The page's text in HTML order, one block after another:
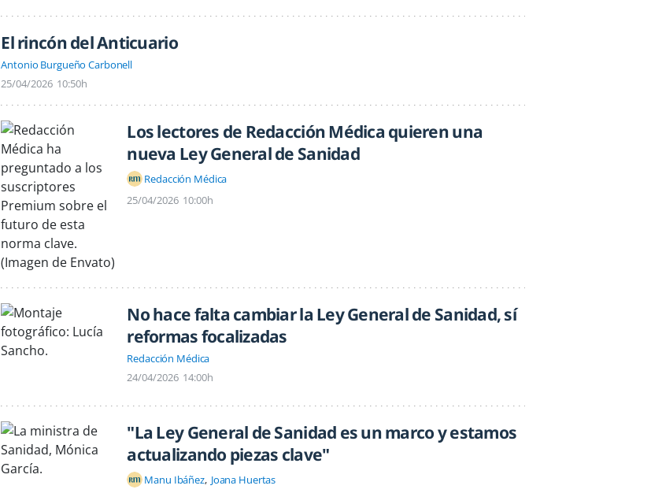
El rincón del Anticuario
Antonio Burgueño Carbonell
25/04/2026 10:50h
Los lectores de Redacción Médica quieren una
nueva Ley General de Sanidad
Redacción Médica
25/04/2026 10:00h
No hace falta cambiar la Ley General de Sanidad, sí
reformas focalizadas
Redacción Médica
24/04/2026 14:00h
"La Ley General de Sanidad es un marco y estamos
actualizando piezas clave"
Manu Ibáñez Joana Huertas